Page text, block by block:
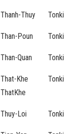
Thanh-Thuy
Than-Poun
Than-Quan
That-Khe
ThatKhe
Thuy-Loi